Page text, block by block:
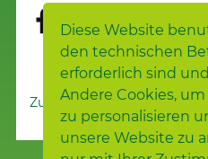
Diese Website
den technischen
erforderlich sind
Andere Cookies,
zu personalisieren
unsere Website zu
Zur Nachrichtenübersicht